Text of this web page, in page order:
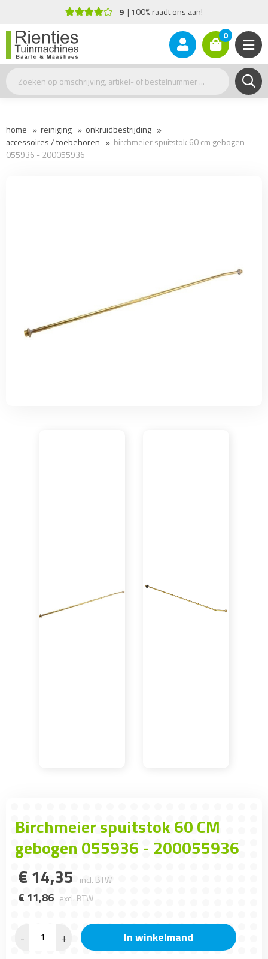
9
100% raadt ons aan!
0
home reiniging
onkruidbestrijding
accessoires / toebehoren
birchmeier spuitstok 60 cm gebogen
055936 - 200055936
Birchmeier spuitstok 60 CM
gebogen 055936 - 200055936
€ 14,35 incl. BTW
€ 11,86 excl. BTW
- + In winkelmand